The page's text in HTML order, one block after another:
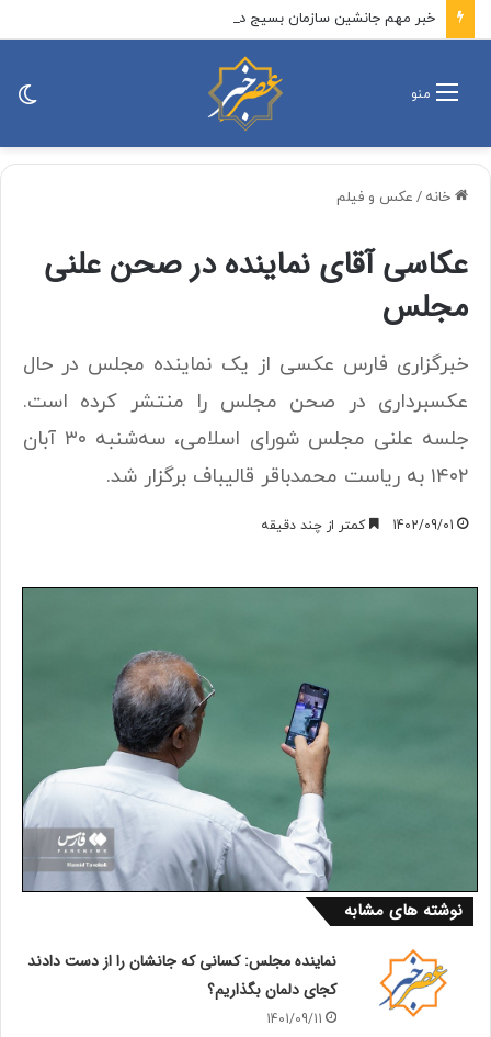
منو
خانه / عکس و فیلم
عکاسی آقای نماینده در صحن علنی
مجلس
خبرگزاری فارس عکسی از یک نماینده مجلس در حال
عکسبرداری در صحن مجلس را منتشر کرده است.
جلسه علنی مجلس شورای اسلامی، سه‌شنبه ۳۰ آبان
۱۴۰۲ به ریاست محمدباقر قالیباف برگزار شد.
1402/09/01 کمتر از چند دقیقه
نوشته های مشابه
نماینده مجلس: کسانی که جانشان را از دست دادند
کجای دلمان بگذاریم؟
1401/09/11